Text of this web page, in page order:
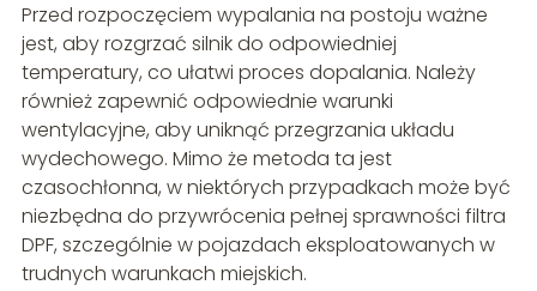
Przed rozpoczęciem wypalania na postoju ważne
jest, aby rozgrzać silnik do odpowiedniej
temperatury, co ułatwi proces dopalania. Należy
również zapewnić odpowiednie warunki
wentylacyjne, aby uniknąć przegrzania układu
wydechowego. Mimo że metoda ta jest
czasochłonna, w niektórych przypadkach może być
niezbędna do przywrócenia pełnej sprawności filtra
DPF, szczególnie w pojazdach eksploatowanych w
trudnych warunkach miejskich.